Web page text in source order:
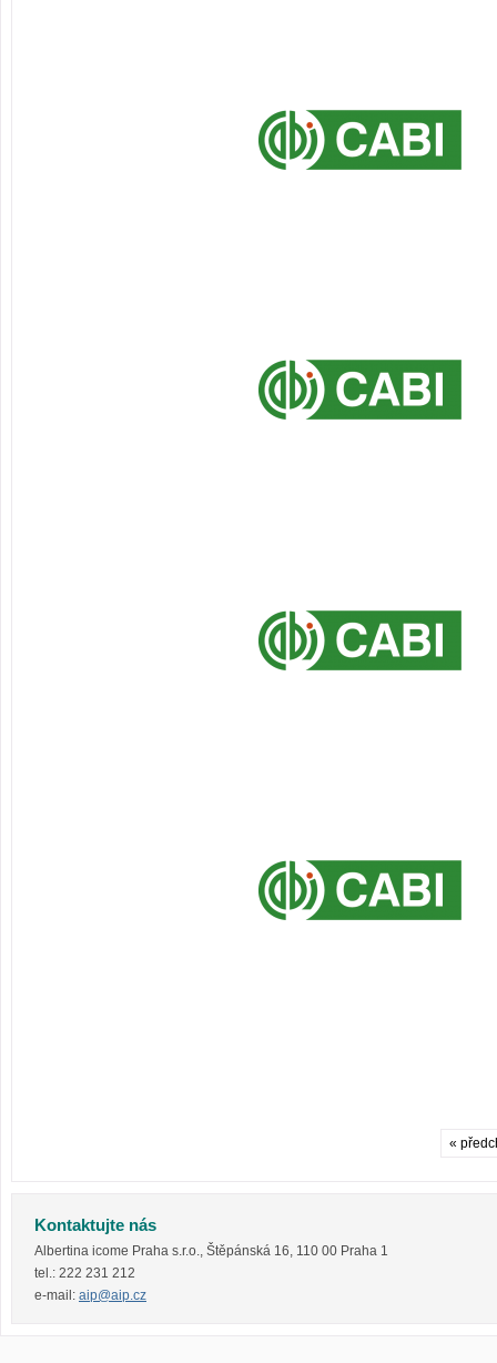
«
Kontaktujte nás
Albertina icome Praha s.r.o. Štěpánská 16 110 00 Praha 1
tel.: 222 231 212
e-mail: aip@aip.cz